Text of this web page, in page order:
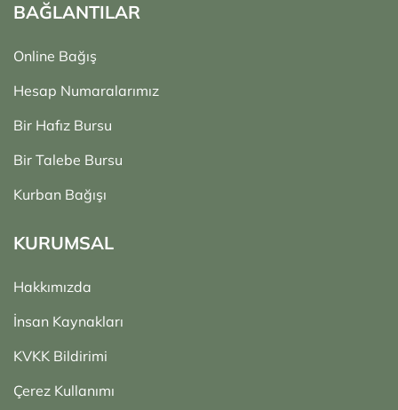
BAĞLANTILAR
Online Bağış
Hesap Numaralarımız
Bir Hafız Bursu
Bir Talebe Bursu
Kurban Bağışı
KURUMSAL
Hakkımızda
İnsan Kaynakları
KVKK Bildirimi
Çerez Kullanımı